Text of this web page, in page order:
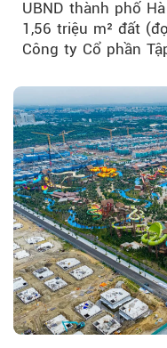
UBND thành phố
1,56 triệu m² đất
Công ty Cổ phần